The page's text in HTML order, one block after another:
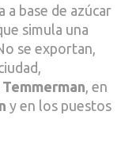
a base de azúcar
simula una
se exportan,
, en
y en los puestos